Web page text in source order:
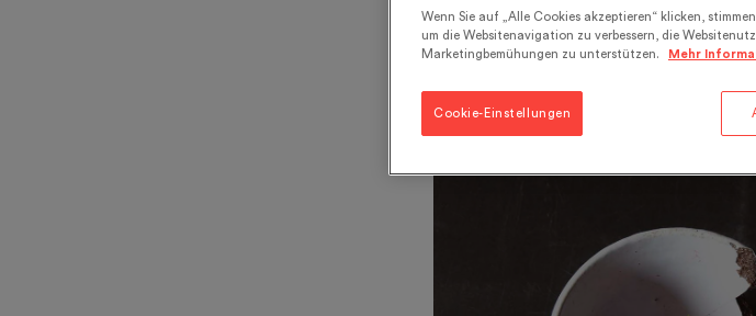
4 min. Seien Sie der Erste, der
Wenn Sie auf „Alle Cookies akzeptieren“ klicken,
um die Websitenavigation zu verbessern, die
Marketingbemühungen zu unterstützen.
Mehr
Cookie-Einstellungen